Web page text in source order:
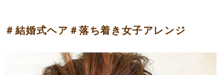
＃結婚式ヘア＃落ち着き女子アレンジ